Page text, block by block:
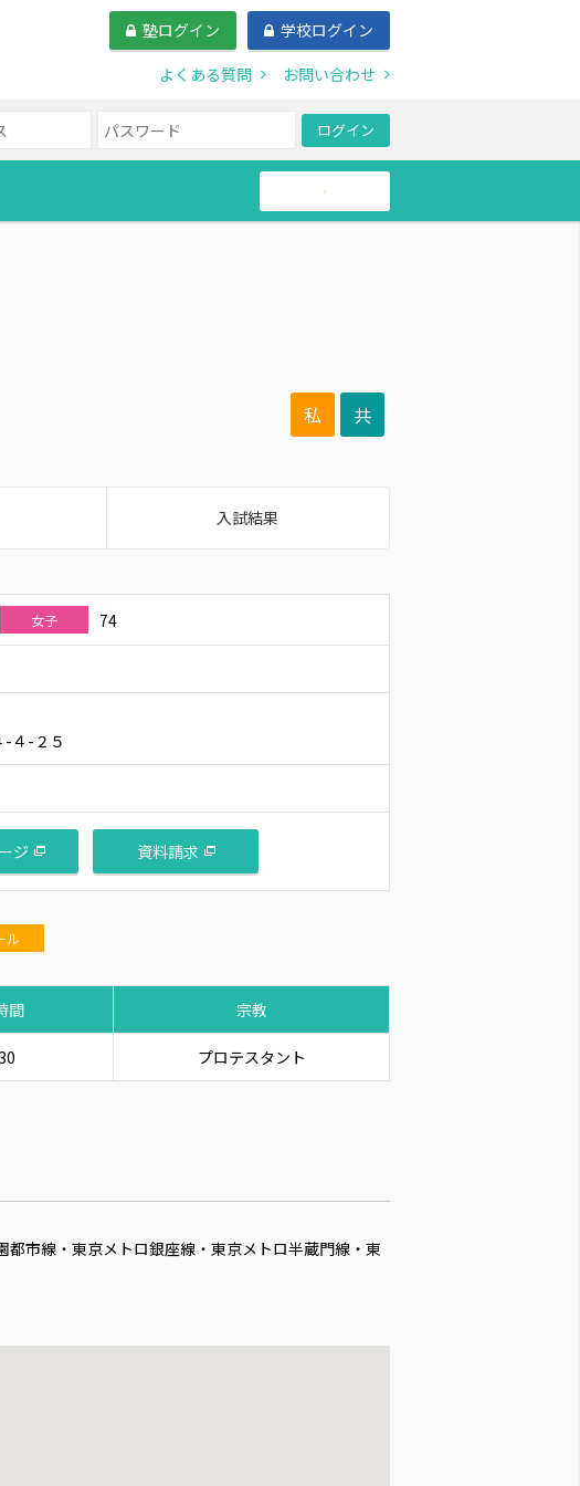
塾ログイン
学校ログイン
よくある質問
お問い合わせ
ログイン
帰国生
私 共
入試結果
女子 74
-４-２５
ジ 資料請求
ル
間 宗教
プロテスタント
市線・東京メトロ銀座線・東京メトロ半蔵門線・東